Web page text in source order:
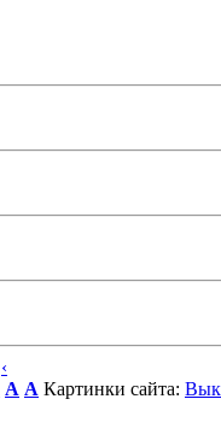
‹
A A Картинки сайта: